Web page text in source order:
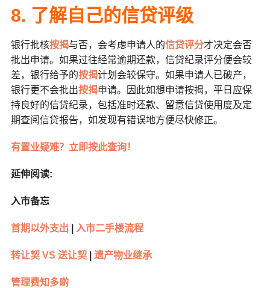
8. 了解自己的信贷评级
银行批核按揭与否，会考虑申请人的信贷评分才决定会否
批出申请。如果过往经常逾期还款，信贷纪录评分便会较
差，银行给予的按揭计划会较保守。如果申请人已破产，
银行更不会批出按揭申请。因此如想申请按揭，平日应保
持良好的信贷纪录，包括准时还款、留意信贷使用度及定
期查阅信贷报告，如发现有错误地方便尽快修正。
有置业疑难？立即按此查询！
延伸阅读:
入市备忘
首期以外支出 入市二手楼流程
转让契 VS 送让契 遗产物业继承
管理费知多啲